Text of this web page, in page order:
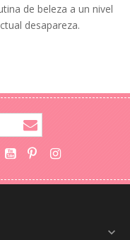
de beleza a un nivel
desapareza.
expand_more